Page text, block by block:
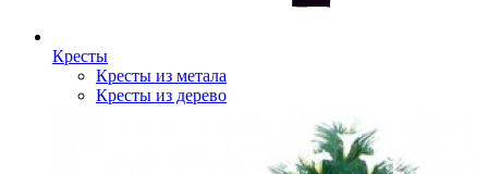
Кресты
Кресты из метала
Кресты из дерево